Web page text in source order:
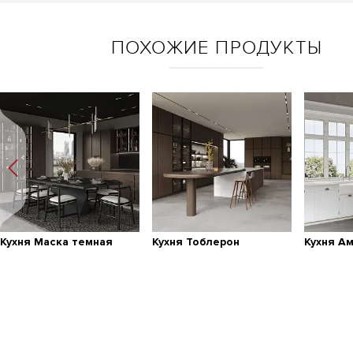
ПОХОЖИЕ ПРОДУКТЫ
Кухня Маска темная Кухня Тоблерон Кухня